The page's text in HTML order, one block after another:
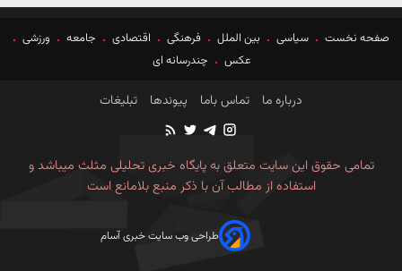
صفحه نخست سیاسی بین الملل فرهنگی اقتصادی جامعه
ورزشی
عکس
چندرسانه ای
درباره ما تماس باما پیوندها تبلیغات
تمامی حقوق این سایت متعلق به پایگاه خبری تحلیلی مثلث میباشد و
استفاده از مطالب آن با ذکر منبع بلامانع است
طراحی وب سایت خبری آسام